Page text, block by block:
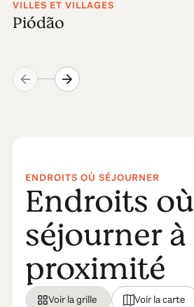
VILLES ET VILLAGES
Piódão
ENDROITS OÙ SÉJOURNER
Endroits où
séjourner à
proximité
Voir la grille Voir la carte